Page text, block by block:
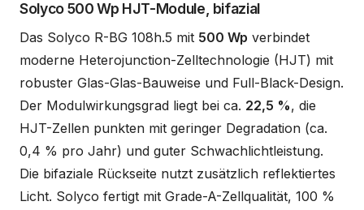
Solyco 500 Wp HJT-Module, bifazial
Das Solyco R-BG 108h.5 mit 500 Wp verbindet
moderne Heterojunction-Zelltechnologie (HJT) mit
robuster Glas-Glas-Bauweise und Full-Black-Design.
Der Modulwirkungsgrad liegt bei ca. 22,5 %, die
HJT-Zellen punkten mit geringer Degradation (ca.
0,4 % pro Jahr) und guter Schwachlichtleistung.
Die bifaziale Rückseite nutzt zusätzlich reflektiertes
Licht. Solyco fertigt mit Grade-A-Zellqualität, 100 %